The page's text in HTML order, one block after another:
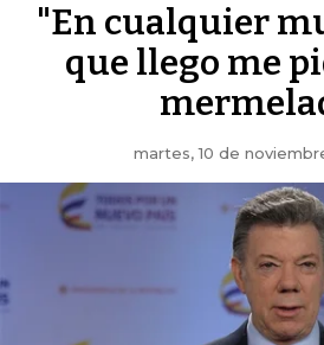
"En cualquier
que llego me
martes, 10 de